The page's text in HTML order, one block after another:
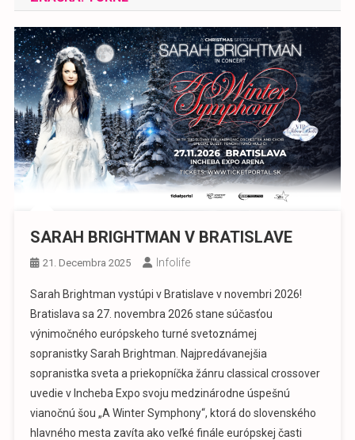
SARAH BRIGHTMAN V BRATISLAVE
21. Decembra 2025 Infolife
Sarah Brightman vystúpi v Bratislave v novembri 2026!
Bratislava sa 27. novembra 2026 stane súčasťou
výnimočného európskeho turné svetoznámej
sopranistky Sarah Brightman. Najpredávanejšia
sopranistka sveta a priekopníčka žánru classical crossover
uvedie v Incheba Expo svoju medzinárodne úspešnú
vianočnú šou „A Winter Symphony“, ktorá do slovenského
hlavného mesta zavíta ako veľké finále európskej časti